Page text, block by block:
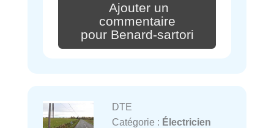
Ajouter un
commentaire
pour Benard-sartori
DTE
Catégorie : Électricien